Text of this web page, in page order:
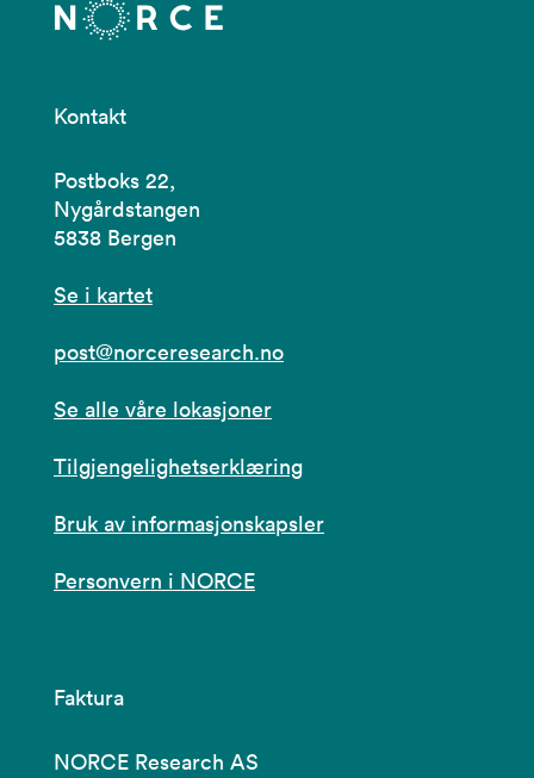
Kontakt
Postboks 22,
Nygårdstangen
5838 Bergen
Se i kartet
post@norceresearch.no
Se alle våre lokasjoner
Tilgjengelighetserklæring
Bruk av informasjonskapsler
Personvern i NORCE
Faktura
NORCE Research AS